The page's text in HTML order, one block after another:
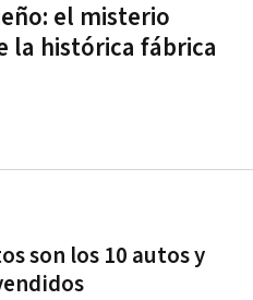
el misterio
la histórica fábrica
son los 10 autos y